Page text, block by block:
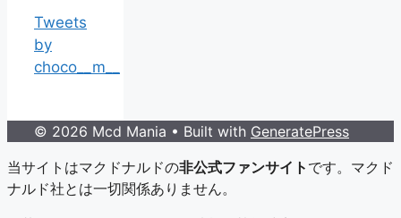
Tweets
by
choco__m__
© 2026 Mcd Mania • Built with GeneratePress
当サイトはマクドナルドの非公式ファンサイト です。マクド
ナルド社とは一切関係ありません。